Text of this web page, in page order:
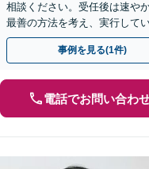
相談ください。受任後は速や
最善の方法を考え、実行して
サポートします。自己破産・
事例を見る(1件)
電話でお問い合わ